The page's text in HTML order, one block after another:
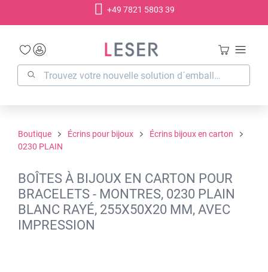
+49 7821 5803 39
Boutique Écrins pour bijoux
Écrins bijoux en carton
0230 PLAIN
BOÎTES À BIJOUX EN CARTON POUR
BRACELETS - MONTRES, 0230 PLAIN
BLANC RAYÉ, 255X50X20 MM, AVEC
IMPRESSION